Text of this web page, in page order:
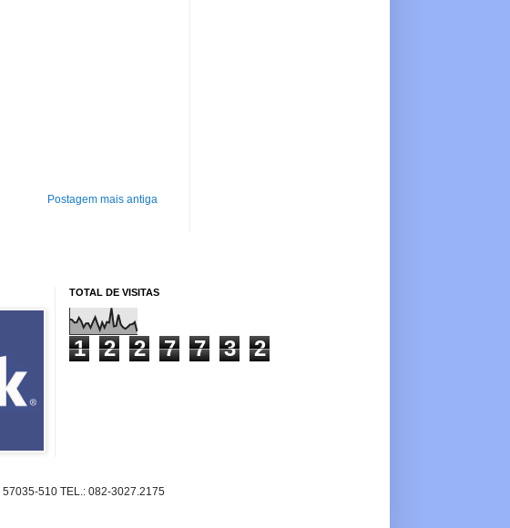
Postagem mais antiga
TOTAL DE VISITAS
1 2 2 7 7 3 2
57035-510 TEL.: 082-3027.2175